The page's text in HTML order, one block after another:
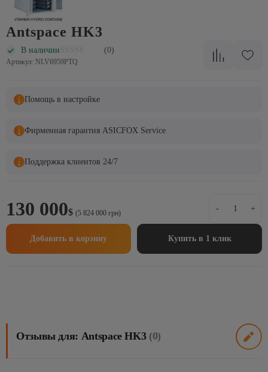
Antspace HK3
В наличии (0)
Артикул: NLV6959PTQ
Помощь в настройке
Фирменная гарантия ASICFOX Service
Поддержка клиентов 24/7
130 000$ (5 824 000 грн) -
товара
Antspace
HK3
+
Добавить в корзину Купить в 1 клик
Отзывы для: Antspace HK3 (0)